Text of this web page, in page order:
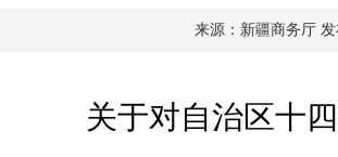
来源：新疆商务厅 发
关于对自治区十